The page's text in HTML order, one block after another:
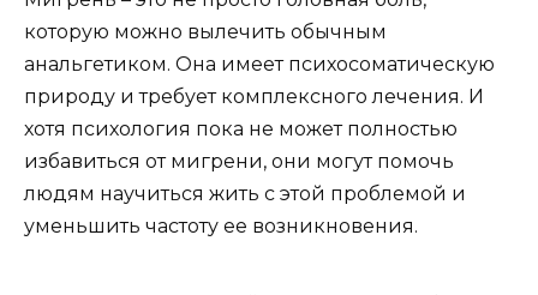
которую можно вылечить обычным
анальгетиком. Она имеет психосоматическую
природу и требует комплексного лечения. И
хотя психология пока не может полностью
избавиться от мигрени, они могут помочь
людям научиться жить с этой проблемой и
уменьшить частоту ее возникновения.